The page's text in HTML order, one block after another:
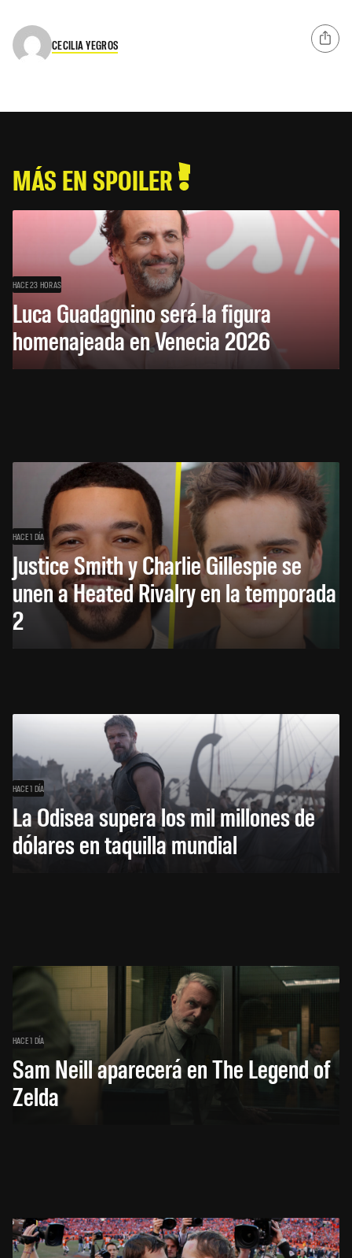
CECILIA YEGROS
MÁS EN SPOILER
HACE 23 HORAS
Luca Guadagnino será la figura
homenajeada en Venecia 2026
HACE 1 DÍA
Justice Smith y Charlie Gillespie se
unen a Heated Rivalry en la temporada
2
HACE 1 DÍA
La Odisea supera los mil millones de
dólares en taquilla mundial
HACE 1 DÍA
Sam Neill aparecerá en The Legend of
Zelda